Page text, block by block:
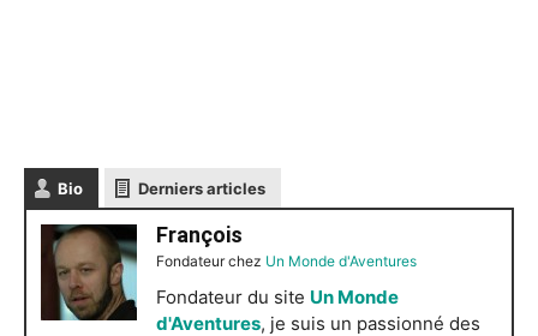
Bio Derniers articles
François
Fondateurchez Un Monde d'Aventures
Fondateur du site Un Monde
d'Aventures, je suis un passionné des